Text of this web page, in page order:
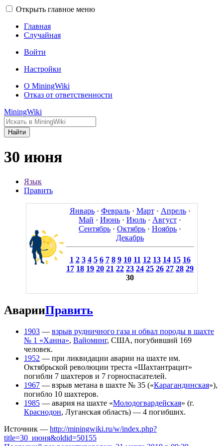
Открыть главное меню
Главная
Случайная
Войти
Настройки
О MiningWiki
Отказ от ответственности
MiningWiki
Найти
30 июня
Язык
Править
Январь· Февраль· Март· Апрель·
Май · Июнь · Июль · Август ·
Сентябрь · Октябрь · Ноябрь ·
Декабрь
1 2 3 4 5 6 7 8 9 10 11 12 13 14 15 16
17 18 19 20 21 22 23 24 25 26 27 28 29
30
АварииПравить
1903 — взрыв рудничного газа и обвал породы в шахте
№ 1 «Ханна», Вайоминг, США, погубивший 169
человек.
1952 — при ликвидации аварии на шахте им.
Октябрьской революции треста «Шахтантрацит»
погибли 7 шахтеров и 7 горноспасателей.
1967 — взрыв метана в шахте № 35 («Карагандинская»),
погибло 10 шахтеров.
1985 — авария на шахте «Молодогвардейская» (г.
Краснодон, Луганская область) — 4 погибших.
Источник — http://miningwiki.ru/w/index.php?
title=30_июня&oldid=50155